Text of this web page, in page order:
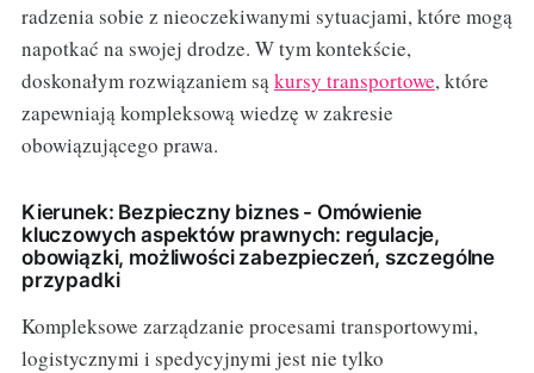
radzenia sobie z nieoczekiwanymi sytuacjami, które mogą
napotkać na swojej drodze. W tym kontekście,
doskonałym rozwiązaniem sąkursy transportowe, które
zapewniają kompleksową wiedzę w zakresie
obowiązującego prawa.
Kierunek: Bezpieczny biznes - Omówienie
kluczowych aspektów prawnych: regulacje,
obowiązki, możliwości zabezpieczeń, szczególne
przypadki
Kompleksowe zarządzanie procesami transportowymi,
logistycznymi i spedycyjnymi jest nie tylko